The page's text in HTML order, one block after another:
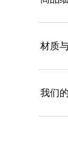
材质
我们